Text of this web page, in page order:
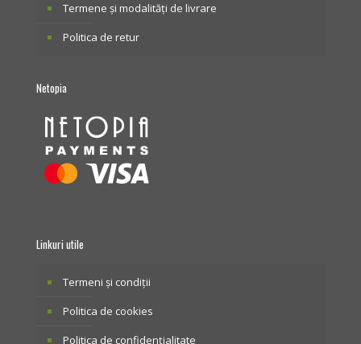
Termene și modalități de livrare
Politica de retur
Netopia
Linkuri utile
Termeni și condiții
Politica de cookies
Politica de confidențialitate